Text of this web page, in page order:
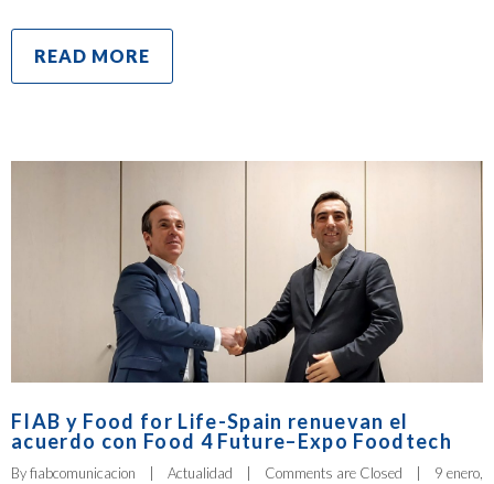
READ MORE
FIAB y Food for Life-Spain renuevan el
acuerdo con Food 4 Future–Expo Foodtech
By fiabcomunicacion Actualidad Comments are Closed
9 enero,